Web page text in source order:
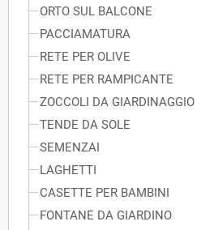
ORTO SUL BALCONE
PACCIAMATURA
RETE PER OLIVE
RETE PER RAMPICANTE
ZOCCOLI DA GIARDINAGGIO
TENDE DA SOLE
SEMENZAI
LAGHETTI
CASETTE PER BAMBINI
FONTANE DA GIARDINO